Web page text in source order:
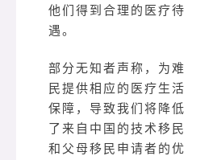
他们得到合理的医疗待
遇。
部分无知者声称，为难
民提供相应的医疗生活
保障，导致我们将降低
了来自中国的技术移民
和父母移民申请者的优